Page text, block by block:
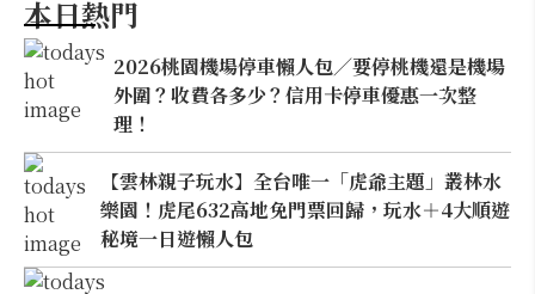
本日熱門
2026桃園機場停車懶人包／要停桃機還是機場
外圍？收費各多少？信用卡停車優惠一次整
理！
【雲林親子玩水】全台唯一「虎爺主題」叢林水
樂園！虎尾632高地免門票回歸，玩水＋4大順遊
秘境一日遊懶人包